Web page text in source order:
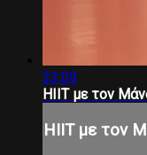
33:09
HIIT με τον
HIIT με τον